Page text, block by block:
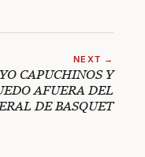
NEXT →
CAPUCHINOS Y
AFUERA DEL
DE BASQUET